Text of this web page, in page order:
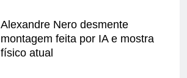
Alexandre Nero desmente
montagem feita por IA e mostra
físico atual